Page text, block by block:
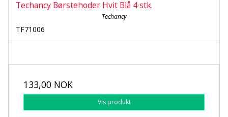
Techancy Børstehoder Hvit Blå 4 stk.
Techancy
TF71006
133,00 NOK
Vis produkt